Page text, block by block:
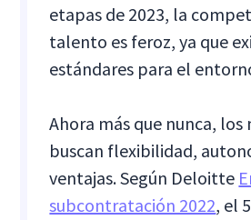
etapas de 2023, la
talento es feroz, ya que
estándares para el
Ahora más que nunca,
buscan flexibilidad,
ventajas. Según Deloitte
subcontratación 2022, el